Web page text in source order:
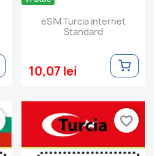
eSIM Turcia internet
Standard
10,07 lei
favorite_border